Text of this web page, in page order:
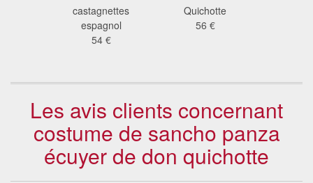
castagnettes
espagnol
54 €
Quichotte
56 €
Les avis clients concernant
costume de sancho panza
écuyer de don quichotte